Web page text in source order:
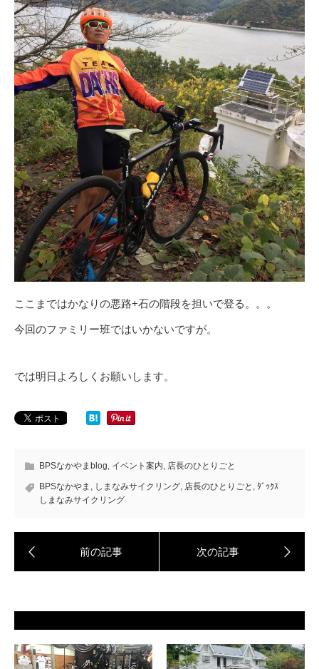
ここまではかなりの悪路+石の階段を担いで登る。。。
今回のファミリー班ではいかないですが。
では明日よろしくお願いします。
BPSなかやまblog, イベント案内, 店長のひとりごと
BPSなかやま , しまなみサイクリング, 店長のひとりごと , ﾀﾞｯｸｽ
しまなみサイクリング